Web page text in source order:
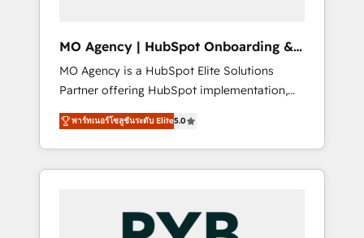
custom integrations across your full tech
stack. - Custom object setup, CMS builds, and
full-funnel automation. - Dashboards,
lifecycle campaigns, and lead nurturing
sequences. - Cross-hub setup across
Marketing, Sales, Operations, and Service
Hubs. - Ongoing optimization, managed
HubSpot your most powerful growth engine.
Built to convert, scale, and drive results.
MO Agency | HubSpot Onboarding &
Implementation
MO Agency is a HubSpot Elite Solutions
Partner offering HubSpot implementation,
marketing automation, CRM and RevOps
consulting, B2B SEO, paid media, content
marketing, AEO and GEO (AI search
optimisation), and HubSpot Content Hub
technology, professional services, financial
พาร์ทเนอร์โซลูชันระดับ Elite5.0